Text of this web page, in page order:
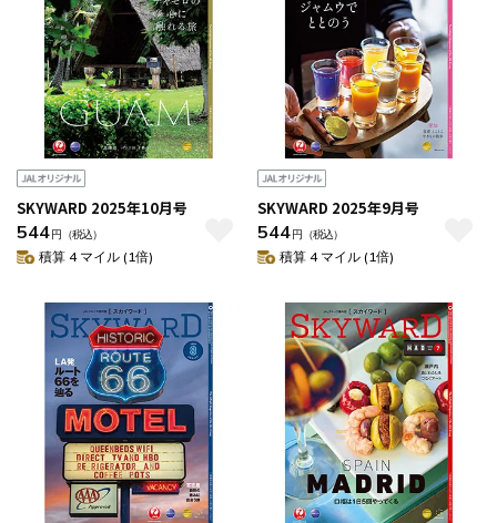
SKYWARD 2025年10月号
544円 （税込）
積算 4 マイル (1倍)
SKYWARD 2025年9月号
544円 （税込）
積算 4 マイル (1倍)